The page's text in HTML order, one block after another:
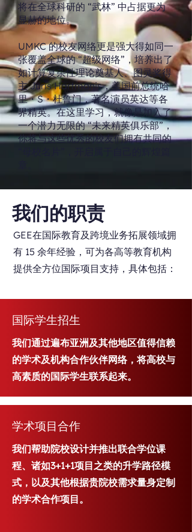
将在全球科研的 “武林” 中占据更为
显赫的地位。
UMKC 的校友网络更是强大得如同一
张覆盖全球的 “超级网络”，培养出了
如计算复杂性理论奠基人、图灵奖得
主 Juris Hartmanis，美国前总统哈
里・S・杜鲁门，著名演员英达等各
界精英。在这里学习，就像是加入了
一个潜力无限的 “未来精英俱乐部”，
你将与这些优秀的校友们拥有共同的
​我们的职责
GEE在国际教育及跨境业务拓展领域拥
有 15 余年经验，可为各高等教育机构
提供全方位国际项目支持，具体包括：
国际学生招生
我们通过遍布亚洲及其他地区值得信赖
的学术及机构合作伙伴网络，将高校与
高素质的国际学生联系起来。
学术项目合作
我们帮助院校设计并推出联合学位课
程、诸如3+1+1项目之类的升学路径模
式，以及其他根据贵院校需求量身定制
的学术合作项目。